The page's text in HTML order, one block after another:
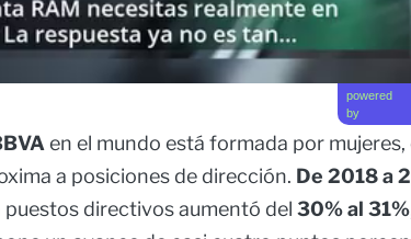
powered
by
en el mundo está formada por
a posiciones de dirección. De 2018 a
directivos aumentó del 30% al 31%